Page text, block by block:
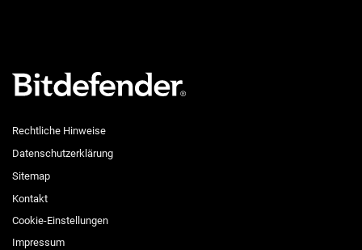
Rechtliche Hinweise
Datenschutzerklärung
Sitemap
Kontakt
Cookie-Einstellungen
Impressum